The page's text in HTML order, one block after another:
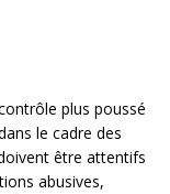
plus poussé
le cadre des
être attentifs
abusives,